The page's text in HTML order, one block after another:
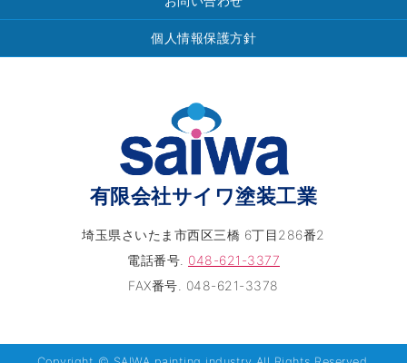
個人情報保護方針
有限会社サイワ塗装工業
埼玉県さいたま市西区三橋 6丁目286番2
電話番号. 048-621-3377
FAX番号. 048-621-3378